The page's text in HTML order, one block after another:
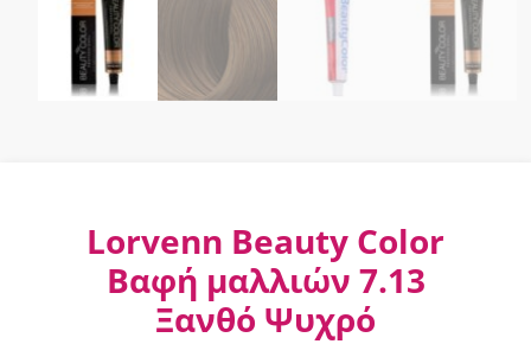
Lorvenn Beauty Color
Βαφή μαλλιών 7.13
Ξανθό Ψυχρό